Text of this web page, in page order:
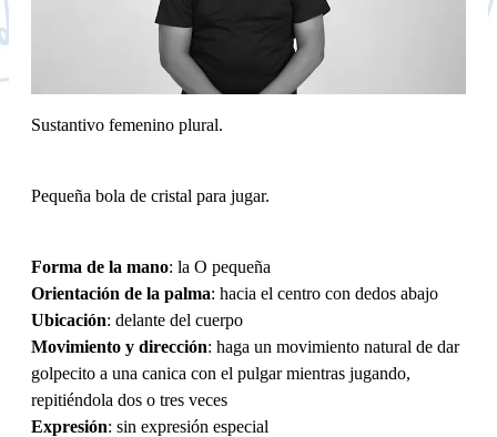
Sustantivo femenino plural.
Pequeña bola de cristal para jugar.
Forma de la mano: la O pequeña
Orientación de la palma: hacia el centro con dedos abajo
Ubicación: delante del cuerpo
Movimiento y dirección: haga un movimiento natural de dar
golpecito a una canica con el pulgar mientras jugando,
repitiéndola dos o tres veces
Expresión: sin expresión especial